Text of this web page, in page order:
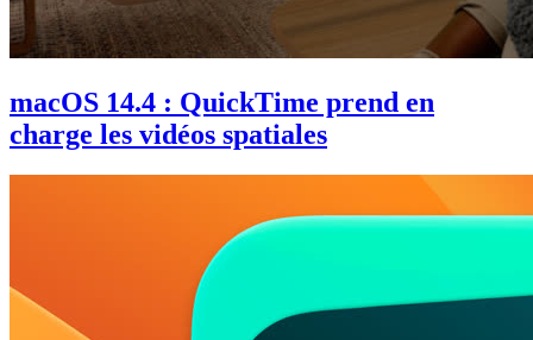
macOS 14.4 : QuickTime prend en
charge les vidéos spatiales